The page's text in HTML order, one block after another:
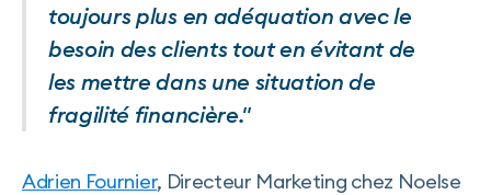
toujours plus en adéquation avec le
besoin des clients tout en évitant de
les mettre dans une situation de
fragilité financière."
Adrien Fournier, Directeur Marketing chez Noelse